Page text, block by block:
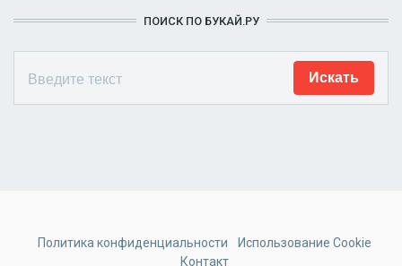
ПОИСК ПО БУКАЙ.РУ
Политика конфиденциальности
Использование Cookie
Контакт